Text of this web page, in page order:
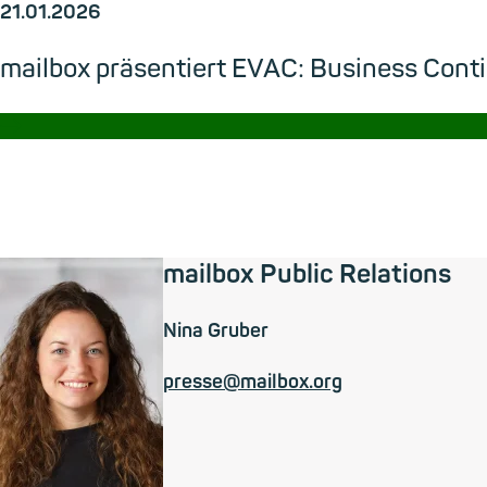
21.01.2026
mailbox präsentiert EVAC: Business
mailbox Public Relations
Nina Gruber
presse@mailbox.org